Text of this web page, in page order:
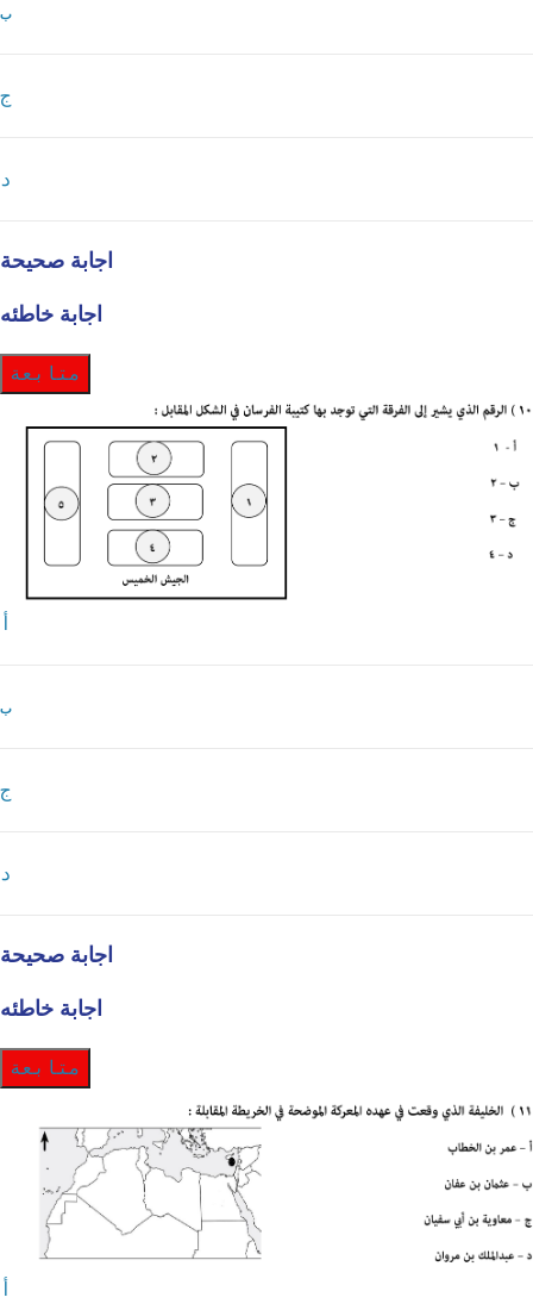
ب
ج
د
اجابة صحيحة
اجابة خاطئه
متابعة
ب
ج
د
اجابة صحيحة
اجابة خاطئه
متابعة
أ